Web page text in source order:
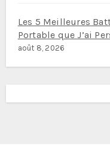
Les 5 Meilleures
Portable que J’ai
août 8, 2026